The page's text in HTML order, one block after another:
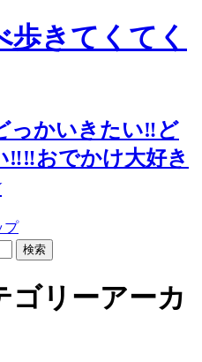
歩きてくてく
っかいきたい‼︎ど
‼︎‼︎おでかけ大好き
プ
ゴリーアーカ